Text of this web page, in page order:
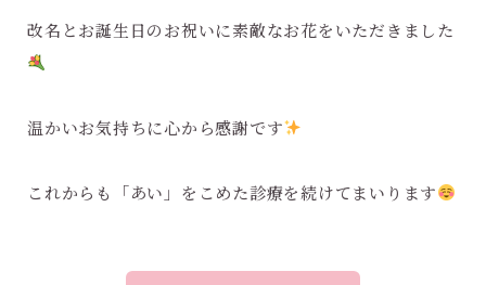
改名とお誕生日のお祝いに素敵なお花をいただきました
温かいお気持ちに心から感謝です
これからも「あい」をこめた診療を続けてまいります